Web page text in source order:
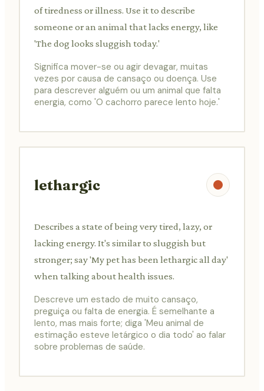
of tiredness or illness. Use it to describe
someone or an animal that lacks energy, like
'The dog looks sluggish today.'
Significa mover-se ou agir devagar, muitas
vezes por causa de cansaço ou doença. Use
para descrever alguém ou um animal que falta
energia, como 'O cachorro parece lento hoje.'
lethargic
Describes a state of being very tired, lazy, or
lacking energy. It's similar to sluggish but
stronger; say 'My pet has been lethargic all day'
when talking about health issues.
Descreve um estado de muito cansaço,
preguiça ou falta de energia. É semelhante a
lento, mas mais forte; diga 'Meu animal de
estimação esteve letárgico o dia todo' ao falar
sobre problemas de saúde.